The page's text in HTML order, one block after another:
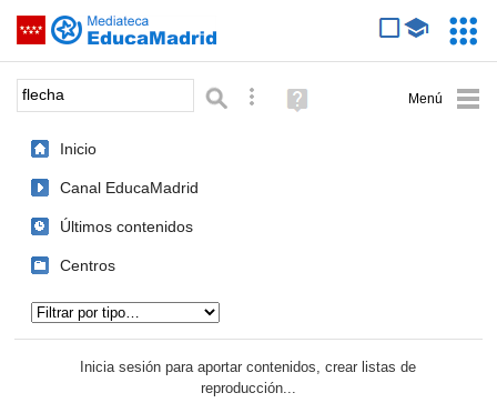
Saltar navegación
Palabra o frase: Búsqueda avanzada
Ayuda
(en
Inicio
Canal EducaMadrid
Últimos contenidos
Centros
Inicia sesión para aportar contenidos, crear listas de
reproducción...